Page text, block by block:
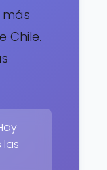
Chile.
las